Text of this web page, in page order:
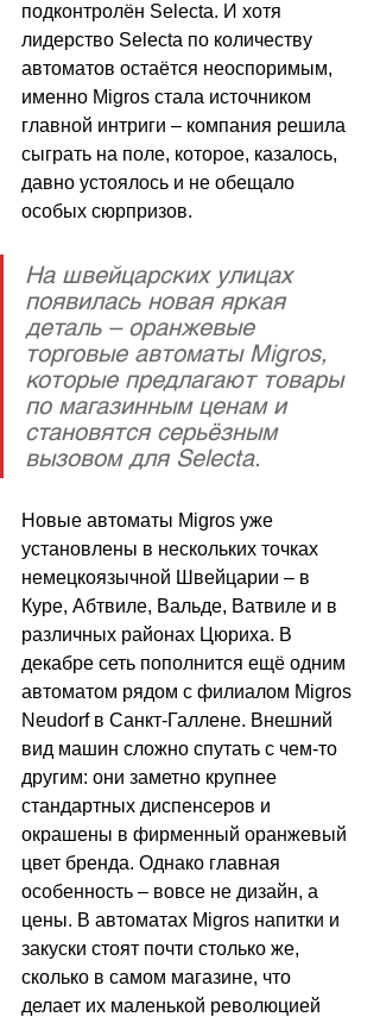
подконтролён Selecta. И хотя
лидерство Selecta по количеству
автоматов остаётся неоспоримым,
именно Migros стала источником
главной интриги – компания решила
сыграть на поле, которое, казалось,
давно устоялось и не обещало
особых сюрпризов.
На швейцарских улицах
появилась новая яркая
деталь – оранжевые
торговые автоматы Migros,
которые предлагают товары
по магазинным ценам и
становятся серьёзным
вызовом для Selecta.
Новые автоматы Migros уже
установлены в нескольких точках
немецкоязычной Швейцарии – в
Куре, Абтвиле, Вальде, Ватвиле и в
различных районах Цюриха. В
декабре сеть пополнится ещё одним
автоматом рядом с филиалом Migros
Neudorf в Санкт-Галлене. Внешний
вид машин сложно спутать с чем-то
другим: они заметно крупнее
стандартных диспенсеров и
окрашены в фирменный оранжевый
цвет бренда. Однако главная
особенность – вовсе не дизайн, а
цены. В автоматах Migros напитки и
закуски стоят почти столько же,
сколько в самом магазине, что
делает их маленькой революцией